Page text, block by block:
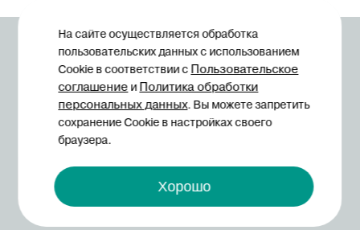
© Midexpo, 1994—2026
Политика конфиденциальности
Пользовательское соглашение
Согласие на инфосообщения
На сайте осуществляется обработка
пользовательских данных с использованием
Cookie в соответствии с
Пользовательское
соглашение и
Политика обработки
персональных данных. Вы можете запретить
сохранение Cookie в настройках своего
браузера.
Хорошо